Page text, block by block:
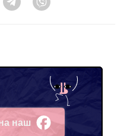
Telegram
наш